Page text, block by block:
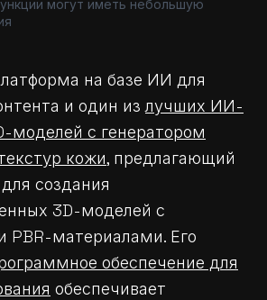
могут иметь небольшую
на базе ИИ для
и один излучших ИИ-
моделей с генератором
кожи, предлагающий
создания
3D-моделей с
PBR-материалами. Его
обеспечение для
обеспечивает